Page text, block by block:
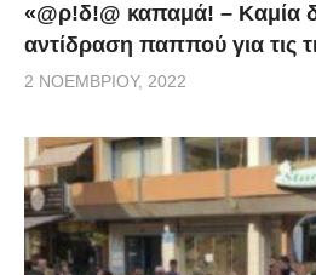
«@ρ!δ!@ καπαμά! – Καμία
αντίδραση παππού για τις
2 ΝΟΕΜΒΡΊΟΥ, 2022